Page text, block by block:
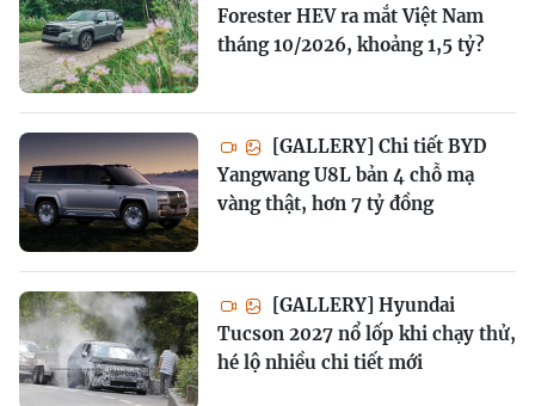
Forester HEV ra mắt Việt Nam
tháng 10/2026, khoảng 1,5 tỷ?
[GALLERY] Chi tiết BYD
Yangwang U8L bản 4 chỗ mạ
vàng thật, hơn 7 tỷ đồng
[GALLERY] Hyundai
Tucson 2027 nổ lốp khi chạy thử,
hé lộ nhiều chi tiết mới